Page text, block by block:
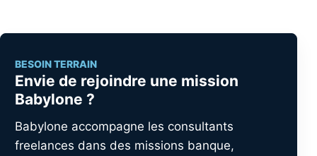
BESOIN TERRAIN
Envie de rejoindre une mission
Babylone ?
Babylone accompagne les consultants
freelances dans des missions banque,